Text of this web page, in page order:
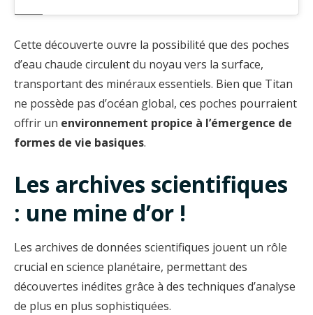
Cette découverte ouvre la possibilité que des poches
d’eau chaude circulent du noyau vers la surface,
transportant des minéraux essentiels. Bien que Titan
ne possède pas d’océan global, ces poches pourraient
offrir un environnement propice à l’émergence de
formes de vie basiques.
Les archives scientifiques
: une mine d’or !
Les archives de données scientifiques jouent un rôle
crucial en science planétaire, permettant des
découvertes inédites grâce à des techniques d’analyse
de plus en plus sophistiquées.